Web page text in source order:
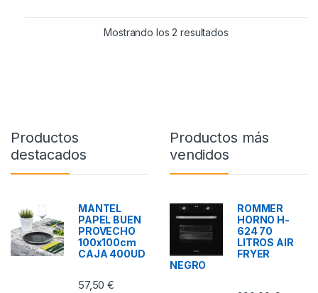
Mostrando los 2 resultados
Productos
destacados
MANTEL
PAPEL BUEN
PROVECHO
100x100cm
CAJA 400UD
57,50€
Productos más
vendidos
ROMMER
HORNO H-
624 70
LITROS AIR
FRYER
NEGRO